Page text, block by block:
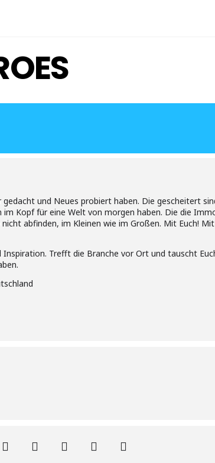
und Neues probiert haben. Die gescheitert
Kopf für eine Welt von morgen haben. Die die
abfinden, im Kleinen wie im Großen. Mit Euch!
Trefft die Branche vor Ort und tauscht